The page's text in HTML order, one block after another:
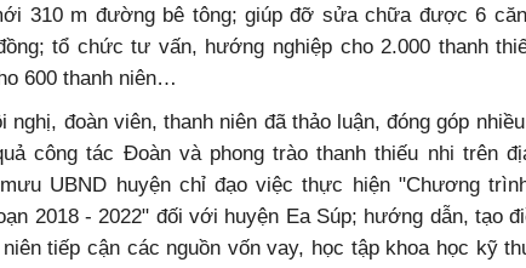
310 m đường bê tông; giúp đỡ sửa chữa được 6
tổ chức tư vấn, hướng nghiệp cho 2.000 thanh
600 thanh niên…
nghị, đoàn viên, thanh niên đã thảo luận, đóng góp
công tác Đoàn và phong trào thanh thiếu nhi trên
UBND huyện chỉ đạo việc thực hiện "Chương
2018 - 2022" đối với huyện Ea Súp; hướng dẫn, tạo
niên tiếp cận các nguồn vốn vay, học tập khoa học kỹ